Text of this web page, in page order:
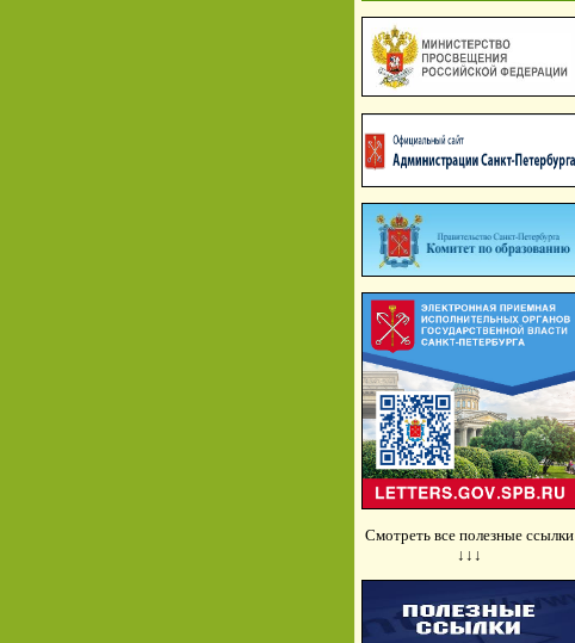
Смотреть все полезные ссылки
↓↓↓